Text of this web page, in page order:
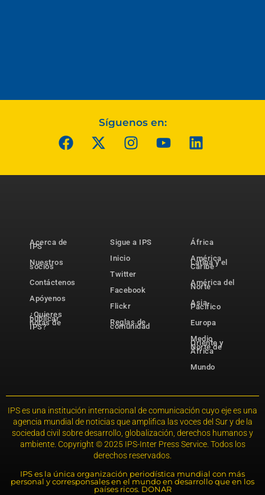
Síguenos en:
Acerca de
IPS
Nuestros
socios
Contáctenos
Apóyenos
¿Quieres
publicar
notas de
IPS?
Sigue a IPS
Inicio
Twitter
Facebook
Flickr
Reglas de
comunidad
África
América
Latina y el
Caribe
América del
Norte
Asia-
Pacífico
Europa
Medio
Oriente y
Norte de
África
Mundo
IPS es una institución internacional de comunicación cuyo eje es una
agencia mundial de noticias que amplifica las voces del Sur y de la
sociedad civil sobre desarrollo, globalización, derechos humanos y
ambiente. Copyright © 2025 IPS-Inter Press Service. Todos los
derechos reservados.
IPS es la única organización periodística mundial con más
personal y corresponsales en el mundo en desarrollo que en los
países ricos. DONAR